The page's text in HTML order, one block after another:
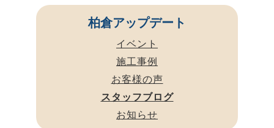
柏倉アップデート
イベント
施工事例
お客様の声
スタッフブログ
お知らせ